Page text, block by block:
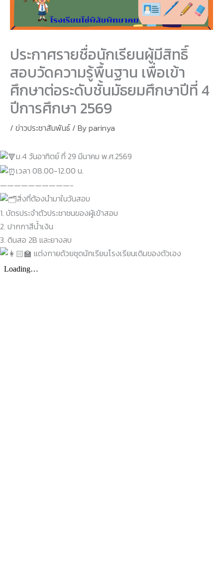
ประกาศรายชื่อนักเรียนผู้มีสิทธิ์
สอบวัดความรู้พื้นฐาน เพื่อเข้า
ศึกษาต่อระดับชั้นมัธยมศึกษาปีที่ 4
ปีการศึกษา 2569
/ ข่าวประชาสัมพันธ์/ Byparinya
ม.4 วันอาทิตย์ ที่ 29 มีนาคม พ.ศ.2569
เวลา 08.00-12.00 น.
——————————-
สิ่งที่ต้องนำมาในวันสอบ
1. บัตรประจำตัวประชาชนของผู้เข้าสอบ
2. ปากกาสีน้ำเงิน
3. ดินสอ 2B และยางลบ
แต่งกายด้วยชุดนักเรียนโรงเรียนเดิมของตัวเอง